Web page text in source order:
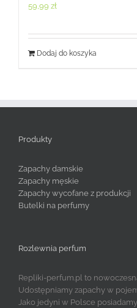
59,99 zł
Dodaj do koszyka
Produkty
Zapachy damskie
Zapachy męskie
Zapachy wycofane z produkcji
Butelki na perfumy
Rozlewnia perfum
Repliki-perfum.pl to
Udostępniamy zapachy w
Jako jedyni w Polsce